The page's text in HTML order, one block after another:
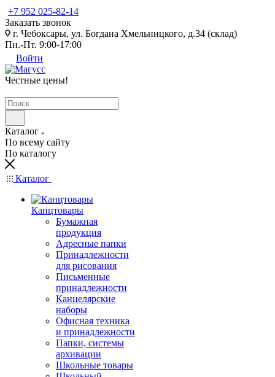
+7 952 025-82-14
Заказать звонок
г. Чебоксары, ул. Богдана Хмельницкого, д.34 (склад)
Пн.-Пт. 9:00-17:00
Войти
Честные цены!
Каталог
По всему сайту
По каталогу
Каталог
Канцтовары
Бумажная
продукция
Адресные папки
Принадлежности
для рисования
Письменные
принадлежности
Канцелярские
наборы
Офисная техника
и принадлежности
Папки, системы
архивации
Школьные товары